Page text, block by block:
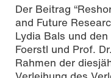
Der Beitrag
and Future
Lydia Bals und
Foerstl und Prof.
Rahmen der